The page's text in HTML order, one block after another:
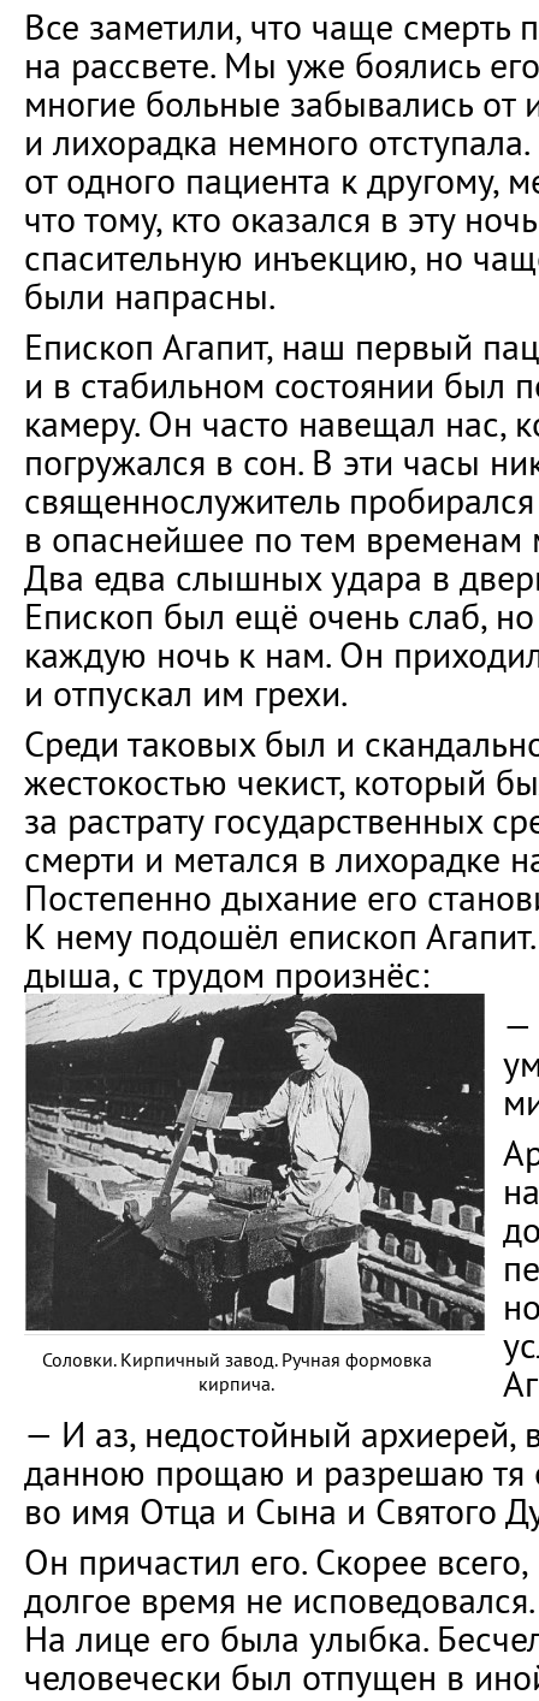
Все заметили, что чаще смерть
на рассвете. Мы уже боялись
многие больные забывались от
и лихорадка немного
от одного пациента к другому,
что тому, кто оказался в эту
спасительную инъекцию, но
были напрасны.
Епископ Агапит, наш первый
и в стабильном состоянии был
камеру. Он часто навещал нас,
погружался в сон. В эти часы
священнослужитель
в опаснейшее по тем временам
Два едва слышных удара в
Епископ был ещё очень слаб,
каждую ночь к нам. Он
и отпускал им грехи.
Среди таковых был и
жестокостью чекист, который
за растрату государственных
смерти и метался в лихорадке
Постепенно дыхание его
К нему подошёл епископ
дыша, с трудом произнёс:
Соловки. Кирпичный завод. Ручная формовка
кирпича.
—
— И аз, недостойный архиерей,
данною прощаю и разрешаю тя
во имя Отца и Сына и Святого
Он причастил его. Скорее
долгое время не
На лице его была улыбка.
человечески был отпущен в